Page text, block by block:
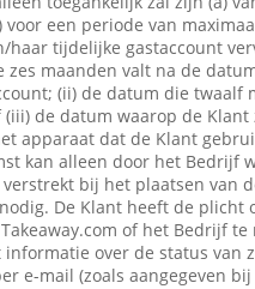
voor een periode van
haar tijdelijke gastaccount
zes maanden valt na de
(ii) de datum die twaalf
(iii) de datum waarop de
apparaat dat de Klant
kan alleen door het Bedrijf
bij het plaatsen van
De Klant heeft de plicht
of het Bedrijf te
over de status van
e-mail (zoals aangegeven